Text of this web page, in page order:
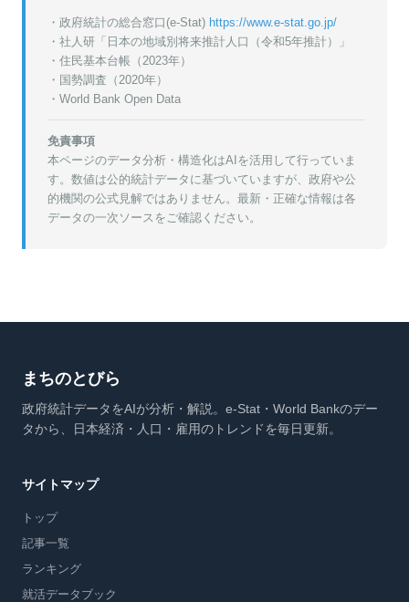
・政府統計の総合窓口(e-Stat) https://www.e-stat.go.jp/
・ 社人研「日本の地域別将来推計人口（令和5年推計）」
・ 住民基本台帳（2023年）
・ 国勢調査（2020年）
・World Bank Open Data
免責事項
本ページのデータ分析・構造化はAIを活用して行っていま
す。数値は公的統計データに基づいていますが、政府や公
的機関の公式見解ではありません。最新・正確な情報は各
データの一次ソースをご確認ください。
まちのとびら
政府統計データをAIが分析・解説。e-Stat・World Bankのデー
タから、日本経済・人口・雇用のトレンドを毎日更新。
サイトマップ
トップ
記事一覧
ランキング
就活データブック